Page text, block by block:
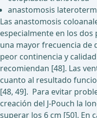
anastomosis
Las anastomosis
especialmente en los
una mayor frecuencia de
peor continencia y
recomiendan [48]. Las
cuanto al resultado
[48, 49]. Para evitar
creación del J-Pouch la
superar los 6 cm [50]. En